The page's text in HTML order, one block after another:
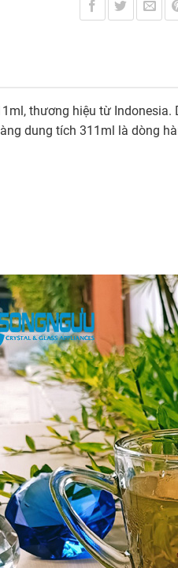
thương hiệu từ
dung tích 311ml là dòng